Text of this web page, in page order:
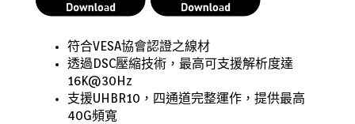
符合VESA協會認證之線材
透過DSC壓縮技術，最高可支援解析度達
16K@30Hz
支援UHBR10，四通道完整運作，提供最高
40G頻寬